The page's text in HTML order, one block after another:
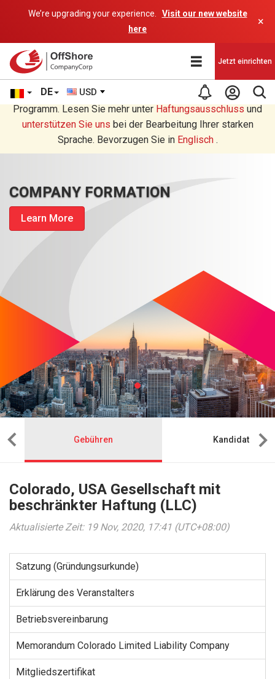
We’re upgrading your experience.
Visit our new website
here
×
DE USD
Jetzt einrichten
Sie lesen eine Deutsche Übersetzung durch ein AI-
Programm. Lesen Sie mehr unter Haftungsausschluss und
unterstützen Sie uns bei der Bearbeitung Ihrer starken
Sprache. Bevorzugen Sie in Englisch.
COMPANY FORMATION
Learn More
Gebühren Kandidat
Colorado, USA Gesellschaft mit
beschränkter Haftung (LLC)
Aktualisierte Zeit: 19 Nov, 2020, 17:41 (UTC+08:00)
Satzung (Gründungsurkunde)
Erklärung des Veranstalters
Betriebsvereinbarung
Memorandum Colorado Limited Liability Company
Mitgliedszertifikat